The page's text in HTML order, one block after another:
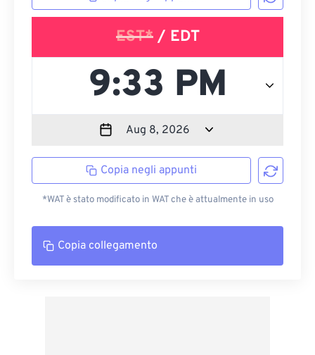
EST*/ EDT
Copia negli appunti
*WAT è stato modificato in WAT che è attualmente in uso
Copia collegamento